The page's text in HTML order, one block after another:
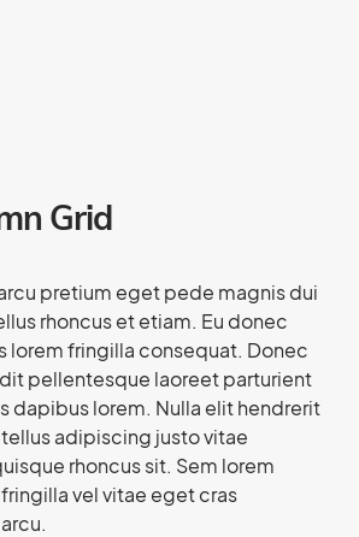
Grid
pretium eget pede magnis dui
rhoncus et etiam. Eu donec
lorem fringilla consequat. Donec
pellentesque laoreet parturient
dapibus lorem. Nulla elit hendrerit
adipiscing justo vitae
rhoncus sit. Sem lorem
vel vitae eget cras